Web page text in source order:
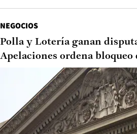
NEGOCIOS
Polla y Lotería ganan
Apelaciones ordena